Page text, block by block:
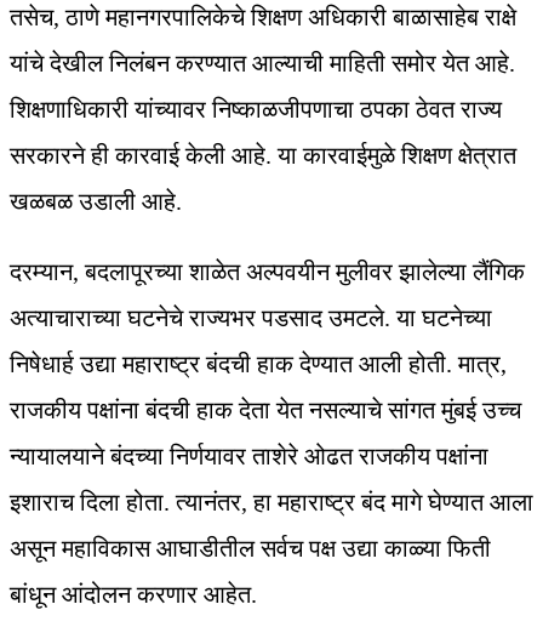
तसेच, ठाणे महानगरपालिकेचे शिक्षण अधिकारी बाळासाहेब राक्षे
यांचे देखील निलंबन करण्यात आल्याची माहिती समोर येत आहे.
शिक्षणाधिकारी यांच्यावर निष्काळजीपणाचा ठपका ठेवत राज्य
सरकारने ही कारवाई केली आहे. या कारवाईमुळे शिक्षण क्षेत्रात
खळबळ उडाली आहे.
दरम्यान, बदलापूरच्या शाळेत अल्पवयीन मुलीवर झालेल्या लैंगिक
अत्याचाराच्या घटनेचे राज्यभर पडसाद उमटले. या घटनेच्या
निषेधार्ह उद्या महाराष्ट्र बंदची हाक देण्यात आली होती. मात्र,
राजकीय पक्षांना बंदची हाक देता येत नसल्याचे सांगत मुंबई उच्च
न्यायालयाने बंदच्या निर्णयावर ताशेरे ओढत राजकीय पक्षांना
इशाराच दिला होता. त्यानंतर, हा महाराष्ट्र बंद मागे घेण्यात आला
असून महाविकास आघाडीतील सर्वच पक्ष उद्या काळ्या फिती
बांधून आंदोलन करणार आहेत.